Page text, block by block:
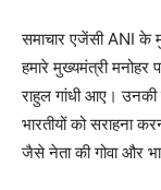
समाचार एजेंसी ANI के
हमारे मुख्यमंत्री मनोहर
राहुल गांधी आए। उनकी
भारतीयों को सराहना
जैसे नेता की गोवा और